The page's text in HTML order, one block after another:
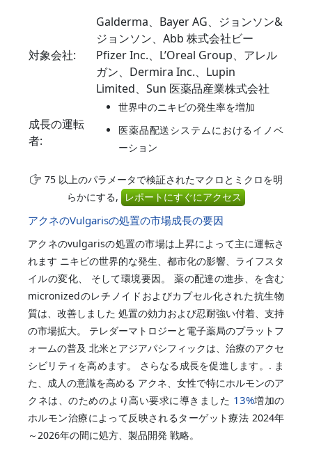
対象会社:
Galderma、Bayer AG、ジョンソン&
ジョンソン、Abb 株式会社ビー
Pfizer Inc.、L’Oreal Group、アレル
ガン、Dermira Inc.、Lupin
Limited、Sun 医薬品産業株式会社
成長の運転
者:
世界中のニキビの発生率を増加
医薬品配送システムにおけるイノベ
ーション
75 以上のパラメータで検証されたマクロとミクロを明
らかにする, レポートにすぐにアクセス
アクネのVulgarisの処置の市場成長の要因
アクネのvulgarisの処置の市場は上昇によって主に運転さ
れます ニキビの世界的な発生、都市化の影響、ライフスタ
イルの変化、 そして環境要因。 薬の配達の進歩、を含む
micronizedのレチノイドおよびカプセル化された抗生物
質は、改善しました 処置の効力および忍耐強い付着、支持
の市場拡大。 テレダーマトロジーと電子薬局のプラットフ
ォームの普及 北米とアジアパシフィックは、治療のアクセ
シビリティを高めます。 さらなる成長を促進します。. ま
た、成人の意識を高める アクネ、女性で特にホルモンのア
クネは、のためのより高い要求に導きました 13%増加の
ホルモン治療によって反映されるターゲット療法 2024年
～2026年の間に処方、製品開発 戦略。